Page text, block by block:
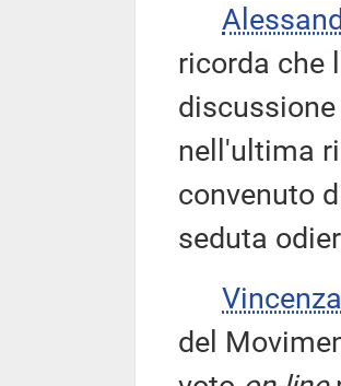
ricorda che
nell'ultima
convenuto
seduta
del